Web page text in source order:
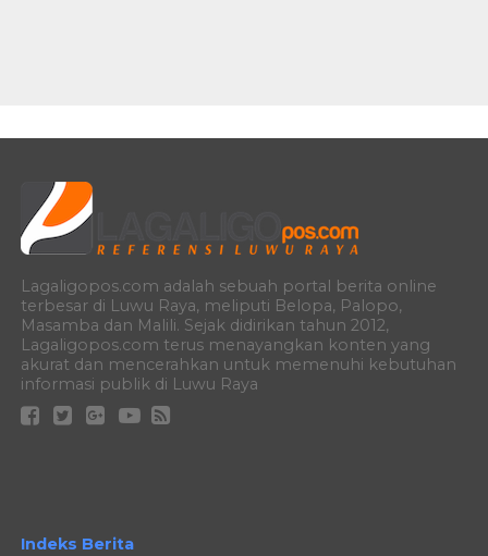
Lagaligopos.com adalah sebuah portal berita online
terbesar di Luwu Raya, meliputi Belopa, Palopo,
Masamba dan Malili. Sejak didirikan tahun 2012,
Lagaligopos.com terus menayangkan konten yang
akurat dan mencerahkan untuk memenuhi kebutuhan
informasi publik di Luwu Raya
Indeks Berita